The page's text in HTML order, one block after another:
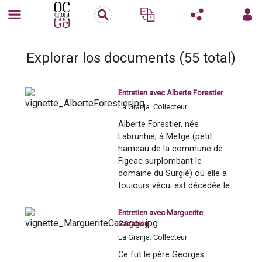
Explorar los documents (55 total)
Entretien avec Alberte Forestier
La Granja. Collecteur
Alberte Forestier, née
Labrunhie, à Metge (petit
hameau de la commune de
Figeac surplombant le
domaine du Surgié) où elle a
toujours vécu, est décédée le
23 janvier 2015.
Elle conservait depuis
l’enfance un sentiment de
où elle fréquentait l’école
Entretien avec Marguerite
Cazagou
La Granja. Collecteur
Ce fut le père Georges